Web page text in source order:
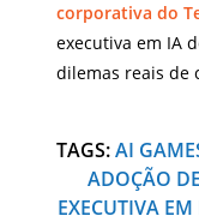
corporativa do
executiva em IA
dilemas reais de
TAGS:AI
ADOÇÃO
EXECUTIVA EM